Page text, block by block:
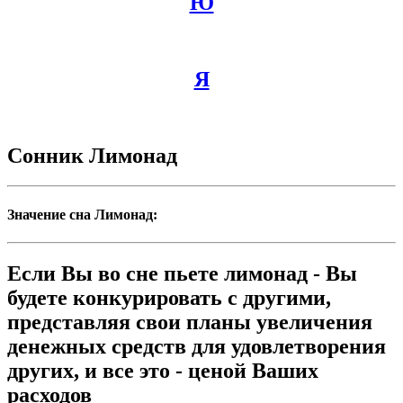
Я
Сонник Лимонад
Значение сна Лимонад:
Если Вы во сне пьете лимонад - Вы
будете конкурировать с другими,
представляя свои планы увеличения
денежных средств для удовлетворения
других, и все это - ценой Ваших
расходов